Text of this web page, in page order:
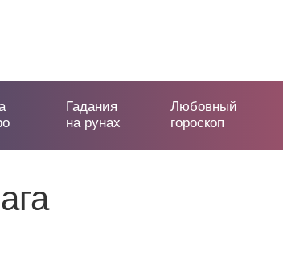
Гадания
на рунах
Любовный
гороскоп